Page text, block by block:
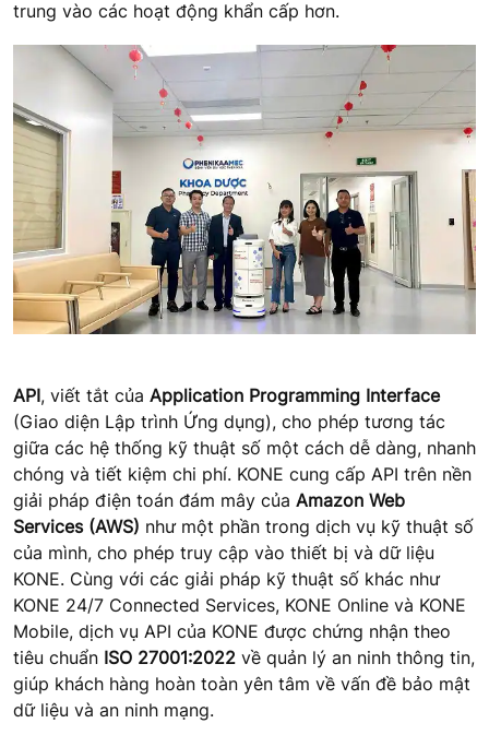
trung vào các hoạt động khẩn cấp hơn.
API, viết tắt của Application Programming Interface
(Giao diện Lập trình Ứng dụng), cho phép tương tác
giữa các hệ thống kỹ thuật số một cách dễ dàng, nhanh
chóng và tiết kiệm chi phí. KONE cung cấp API trên nền
giải pháp điện toán đám mây của Amazon Web
Services (AWS) như một phần trong dịch vụ kỹ thuật số
của mình, cho phép truy cập vào thiết bị và dữ liệu
KONE. Cùng với các giải pháp kỹ thuật số khác như
KONE 24/7 Connected Services, KONE Online và KONE
Mobile, dịch vụ API của KONE được chứng nhận theo
tiêu chuẩn ISO 27001:2022 về quản lý an ninh thông tin,
giúp khách hàng hoàn toàn yên tâm về vấn đề bảo mật
dữ liệu và an ninh mạng.